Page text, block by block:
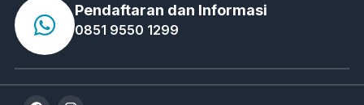
Pendaftaran dan Informasi
0851 9550 1299